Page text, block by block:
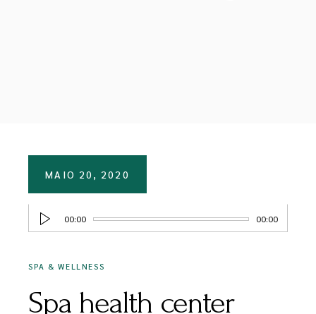
Tocador
de
00:00 00:00
MAIO 20, 2020
SPA & WELLNESS
Spa health center